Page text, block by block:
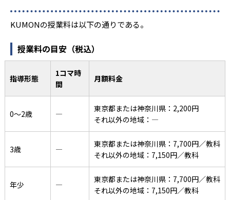
KUMONの授業料は以下の通りである。
授業料の目安（税込）
指導形態
1コマ時
間
月額料金
0〜2歳 ―
東京都または神奈川県：2,200円
それ以外の地域：―
3歳 ―
東京都または神奈川県：7,700円／教科
それ以外の地域：7,150円／教科
年少 ―
東京都または神奈川県：7,700円／教科
それ以外の地域：7,150円／教科